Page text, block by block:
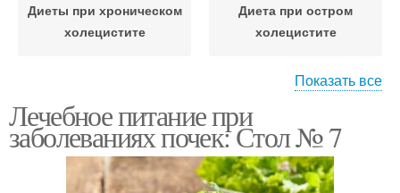
Диеты при хроническом
холецистите
Диета при остром
холецистите
Диеты при панкреатите Продукты при диете
Показать все
Лечебное питание при
заболеваниях почек: Стол № 7